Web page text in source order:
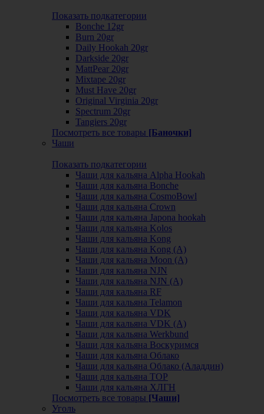
Показать подкатегории
Bonche 12gr
Burn 20gr
Daily Hookah 20gr
Darkside 20gr
MattPear 20gr
Mixtape 20gr
Must Have 20gr
Original Virginia 20gr
Spectrum 20gr
Tangiers 20gr
Посмотреть все товары [Баночки]
Чаши
Показать подкатегории
Чаши для кальяна Alpha Hookah
Чаши для кальяна Bonche
Чаши для кальяна CosmoBowl
Чаши для кальяна Crown
Чаши для кальяна Japona hookah
Чаши для кальяна Kolos
Чаши для кальяна Kong
Чаши для кальяна Kong (A)
Чаши для кальяна Moon (А)
Чаши для кальяна NJN
Чаши для кальяна NJN (А)
Чаши для кальяна RF
Чаши для кальяна Telamon
Чаши для кальяна VDK
Чаши для кальяна VDK (А)
Чаши для кальяна Werkbund
Чаши для кальяна Воскуримся
Чаши для кальяна Облако
Чаши для кальяна Облако (Аладдин)
Чаши для кальяна ТОР
Чаши для кальяна ХЛГН
Посмотреть все товары [Чаши]
Уголь